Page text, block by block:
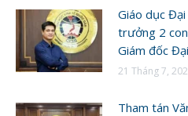
Giáo dục
trưởng 2
Giám đốc
21 Tháng 7,
Tham tán